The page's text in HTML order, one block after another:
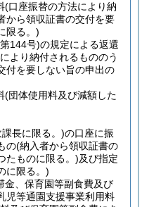
(口座振替の方法により納
から領収証書の交付を要
限る。)
144号)の規定による返還
より納付されるもののう
付を要しない旨の申出の
(団体使用料及び減額した
長に限る。)の口座に振
の(納入者から領収証書の
たものに限る。)及び指定
に限る。)
金、保育園等副食費及び
児等通園支援事業利用料